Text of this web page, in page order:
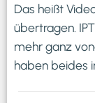
Das heißt
übertragen.
mehr ganz
haben beides